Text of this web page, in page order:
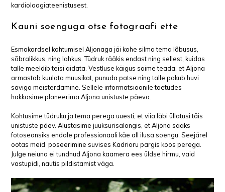
kardioloogiateenistusest.
Kauni soenguga otse fotograafi ette
Esmakordsel kohtumisel Aljonaga jäi kohe silma tema lõbusus,
sõbralikkus, ning lahkus. Tüdruk rääkis endast ning sellest, kuidas
talle meeldib teisi aidata. Vestluse käigus saime teada, et Aljona
armastab kuulata muusikat, punuda patse ning talle pakub huvi
saviga meisterdamine. Sellele informatsioonile toetudes
hakkasime planeerima Aljona unistuste päeva.
Kohtusime tüdruku ja tema perega uuesti, et viia läbi üllatusi täis
unistuste päev. Alustasime juuksurisalongis, et Aljona saaks
fotoseansiks endale professionaali käe all ilusa soengu. Seejärel
ootas meid poseerimine suvises Kadrioru pargis koos perega.
Julge neiuna ei tundnud Aljona kaamera ees üldse hirmu, vaid
vastupidi, nautis pildistamist väga.